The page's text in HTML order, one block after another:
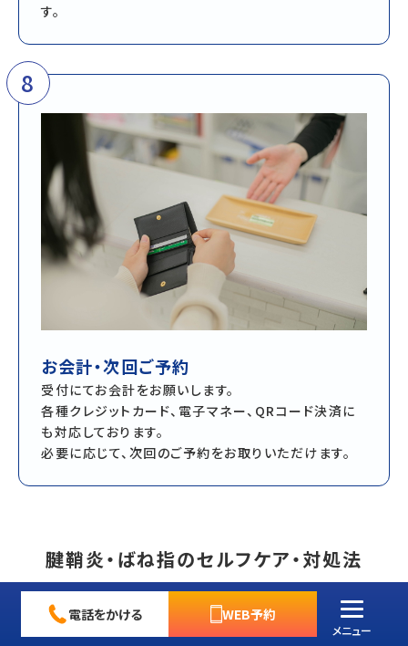
す。
8
お会計・次回ご予約
受付にてお会計をお願いします。
各種クレジットカード、電子マネー、QRコード決済に
も対応しております。
必要に応じて、次回のご予約をお取りいただけます。
腱鞘炎・ばね指のセルフケア・対処法
ご自宅でのケアも重要ですが、時期や方法を間違えると悪化
する可能性があります。
電話をかける WEB予約
メニュー